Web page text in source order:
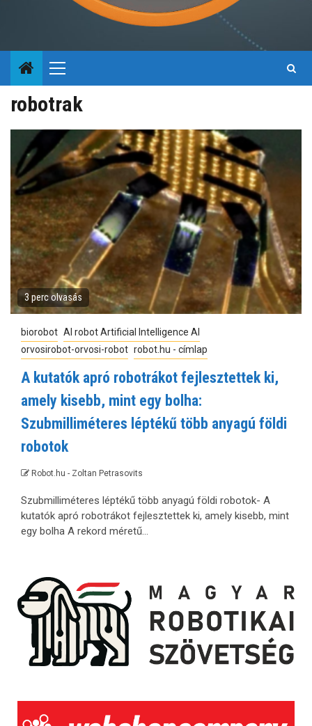
Primary
Menu
robotrak
3 perc olvasás
biorobot AI robot Artificial Intelligence AI
orvosirobot-orvosi-robot robot.hu - címlap
A kutatók apró robotrákot fejlesztettek ki,
amely kisebb, mint egy bolha:
Szubmilliméteres léptékű több anyagú földi
robotok
Robot.hu - Zoltan Petrasovits
Szubmilliméteres léptékű több anyagú földi robotok- A
kutatók apró robotrákot fejlesztettek ki, amely kisebb, mint
egy bolha A rekord méretű...